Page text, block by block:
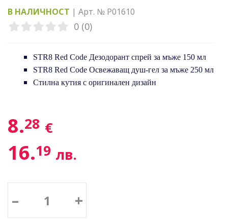
В НАЛИЧНОСТ | Арт. № P01610
0 (0)
STR8 Red Code Дезодорант спрей за мъже 150 мл
STR8 Red Code Освежаващ душ-гел за мъже 250 мл
Стилна кутия с оригинален дизайн
8.28 €
16.19 лв.
– +